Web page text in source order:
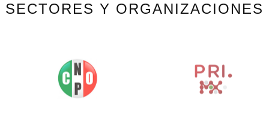
SECTORES Y ORGANIZACIONES